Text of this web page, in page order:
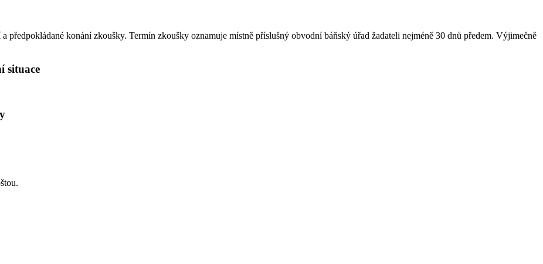
předpokládané konání zkoušky. Termín zkoušky oznamuje místně příslušný obvodní báňský úřad žadateli nejméně 30 dnů předem. Výjimečně
situace